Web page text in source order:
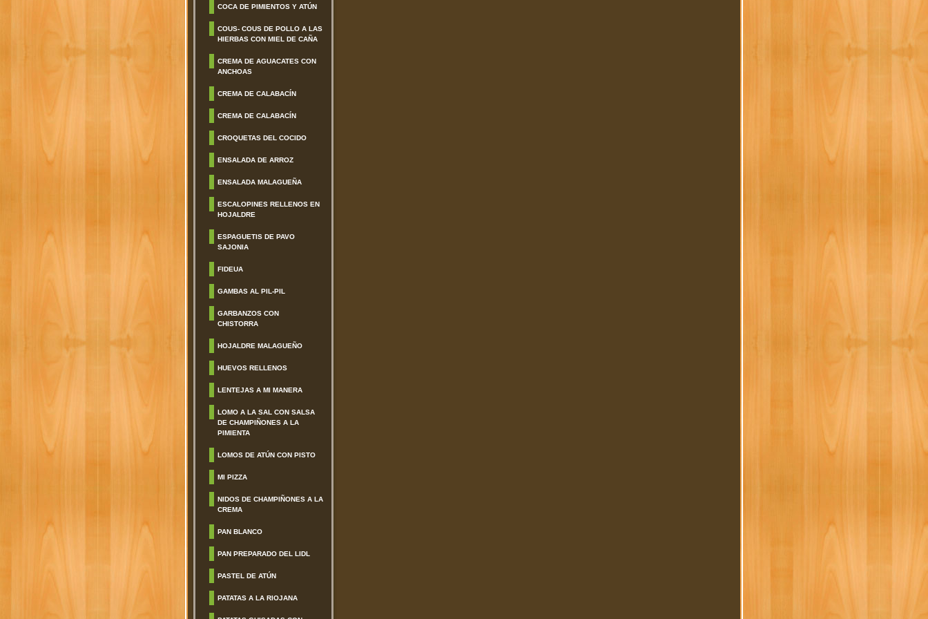
COCA DE PIMIENTOS Y ATÚN
COUS- COUS DE POLLO A LAS
HIERBAS CON MIEL DE CAÑA
CREMA DE AGUACATES CON
ANCHOAS
CREMA DE CALABACÍN
CREMA DE CALABACÍN
CROQUETAS DEL COCIDO
ENSALADA DE ARROZ
ENSALADA MALAGUEÑA
ESCALOPINES RELLENOS EN
HOJALDRE
ESPAGUETIS DE PAVO
SAJONIA
FIDEUA
GAMBAS AL PIL-PIL
GARBANZOS CON
CHISTORRA
HOJALDRE MALAGUEÑO
HUEVOS RELLENOS
LENTEJAS A MI MANERA
LOMO A LA SAL CON SALSA
DE CHAMPIÑONES A LA
PIMIENTA
LOMOS DE ATÚN CON PISTO
MI PIZZA
NIDOS DE CHAMPIÑONES A LA
CREMA
PAN BLANCO
PAN PREPARADO DEL LIDL
PASTEL DE ATÚN
PATATAS A LA RIOJANA